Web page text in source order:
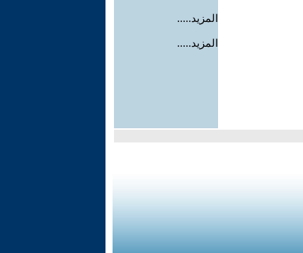
المزيد.....
المزيد.....